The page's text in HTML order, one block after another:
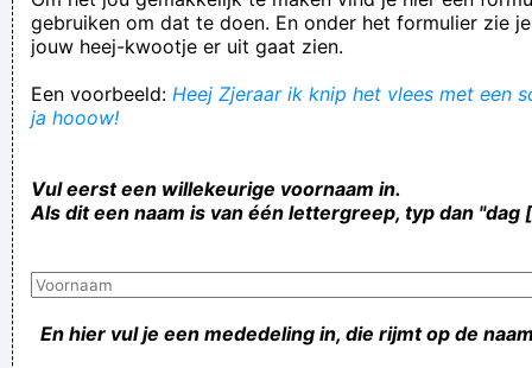
gebruiken om dat te doen. En onder het formulier zie
jouw heej-kwootje er uit gaat zien.
Een voorbeeld: Heej Zjeraar ik knip het vlees met een
ja hooow!
Vul eerst een willekeurige voornaam in.
Als dit een naam is van één lettergreep, typ dan "dag
En hier vul je een mededeling in, die rijmt op de